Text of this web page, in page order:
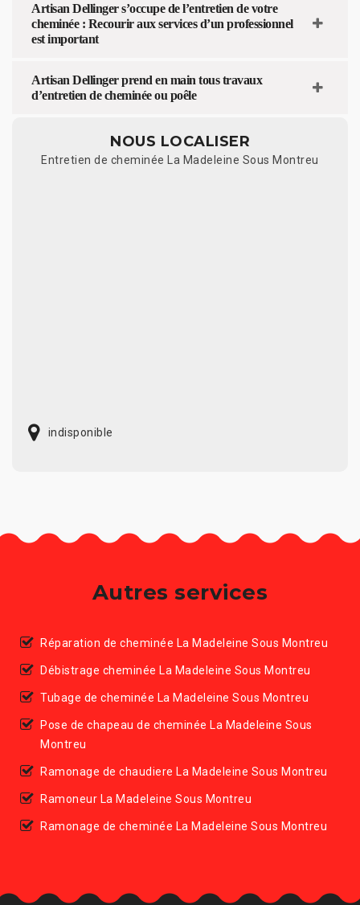
Artisan Dellinger s’occupe de l’entretien de votre
cheminée : Recourir aux services d’un professionnel
est important
Artisan Dellinger prend en main tous travaux
d’entretien de cheminée ou poêle
NOUS LOCALISER
Entretien de cheminée La Madeleine Sous Montreu
indisponible
Autres services
Réparation de cheminée La Madeleine Sous Montreu
Débistrage cheminée La Madeleine Sous Montreu
Tubage de cheminée La Madeleine Sous Montreu
Pose de chapeau de cheminée La Madeleine Sous
Montreu
Ramonage de chaudiere La Madeleine Sous Montreu
Ramoneur La Madeleine Sous Montreu
Ramonage de cheminée La Madeleine Sous Montreu